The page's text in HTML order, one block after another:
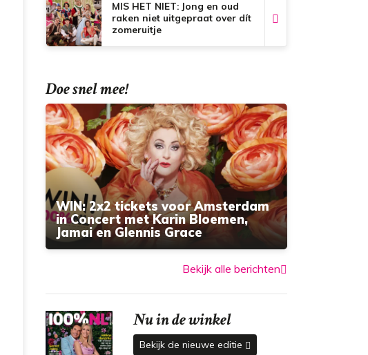
MIS HET NIET: Jong en oud
raken niet uitgepraat over dít
zomeruitje
Doe snel mee!
WIN: 2x2 tickets voor Amsterdam
in Concert met Karin Bloemen,
Jamai en Glennis Grace
Bekijk alle berichten
Nu in de winkel
Bekijk de nieuwe editie